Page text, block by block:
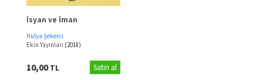
İsyan ve İman
Hülya Şekerci
Ekin Yayınları (2018)
10,00TL Satın al